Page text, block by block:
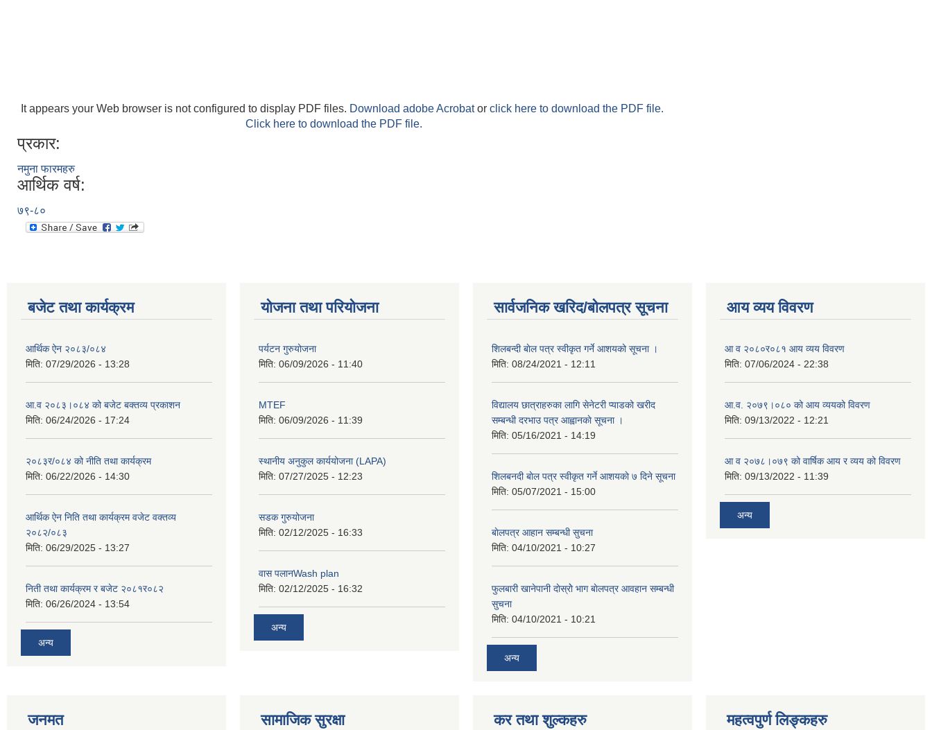
It appears your Web browser is not configured to display PDF files. Download adobe Acrobator click here to download the PDF file.
Click here to download the PDF file.
प्रकार:
नमुना फारमहरु
आर्थिक वर्ष:
७९-८०
बजेट तथा कार्यक्रम
आर्थिक ऐन २०८३/०८४
मिति: 07/29/2026 - 13:28
आ.व २०८३।०८४ को बजेट बक्तव्य प्रकाशन
मिति: 06/24/2026 - 17:24
२०८३र/०८४ को नीति तथा कार्यक्रम
मिति: 06/22/2026 - 14:30
आर्थिक ऐन निति तथा कार्यक्रम वजेट वक्तव्य
२०८२/०८३
मिति: 06/29/2025 - 13:27
निती तथा कार्यक्रम र बजेट २०८१र०८२
मिति: 06/26/2024 - 13:54
अन्य
योजना तथा परियोजना
पर्यटन गुरुयोजना
मिति: 06/09/2026 - 11:40
MTEF
मिति: 06/09/2026 - 11:39
स्थानीय अनुकुल कार्ययोजना (LAPA)
मिति: 07/27/2025 - 12:23
सडक गुरुयोजना
मिति: 02/12/2025 - 16:33
वास पलानWash plan
मिति: 02/12/2025 - 16:32
अन्य
सार्वजनिक खरिद/बोलपत्र सूचना
शिलबन्दी बाेल पत्र स्वीकृत गर्ने आशयको सूचना ।
मिति: 08/24/2021 - 12:11
विद्यालय छात्राहरुका लागि सेनेटरी प्याडको खरीद
सम्बन्धी दरभाउ पत्र आह्वानकाे सूचना ।
मिति: 05/16/2021 - 14:19
शिलबनदी बाेल पत्र स्वीकृत गर्ने आशयकाे ७ दिने सूचना
मिति: 05/07/2021 - 15:00
बाेलपत्र आहान सम्बन्धी सुचना
मिति: 04/10/2021 - 10:27
फुलबारी खानेपानी दाेस्राेे भाग बाेलपत्र आवहान सम्बन्धी
सुचना
मिति: 04/10/2021 - 10:21
अन्य
आय व्यय विवरण
आ व २०८०र०८१ आय व्यय विवरण
मिति: 07/06/2024 - 22:38
आ.व. २०७९।०८० को आय व्ययको विवरण
मिति: 09/13/2022 - 12:21
आ‍ व २०७८।०७९ को वार्षिक आय र व्यय को विवरण
मिति: 09/13/2022 - 11:39
अन्य
जनमत सामाजिक सुरक्षा कर तथा शुल्कहरु महत्वपुर्ण लिङ्कहरु